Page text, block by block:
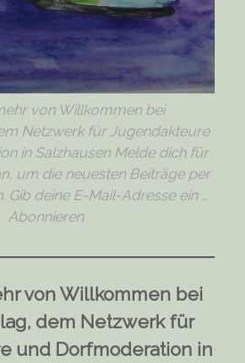
von Willkommen bei
Netzwerk für Jugendakteure
in Salzhausen Melde dich für
um die neuesten Beiträge per
Gib deine E-Mail-Adresse ein …
Abonnieren
von Willkommen bei
dem Netzwerk für
und Dorfmoderation in